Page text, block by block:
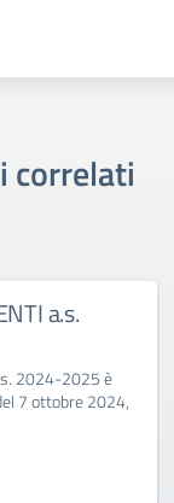
correlati
a.s.
2024-2025 è
7 ottobre 2024,